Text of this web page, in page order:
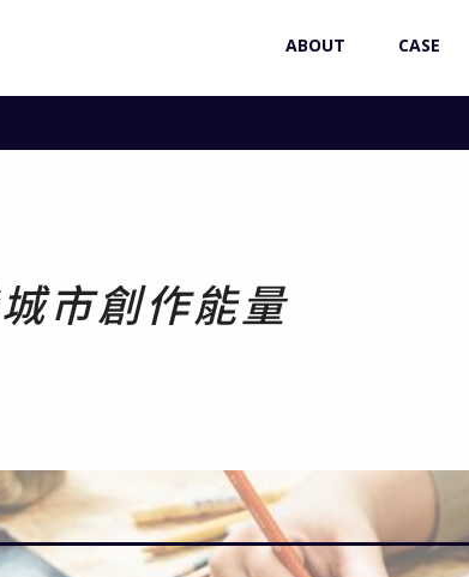
ABOUT CASE
市創作能量